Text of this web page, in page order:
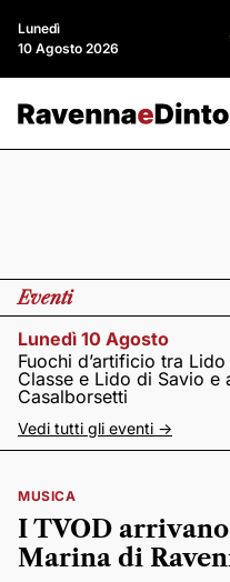
Lunedì
10 Agosto 2026
Eventi
Lunedì 10 Agosto
Fuochi d’artificio tra Lido
Classe e Lido di Savio e
Casalborsetti
Vedi tutti gli eventi ->
MUSICA
I TVOD
Marina di